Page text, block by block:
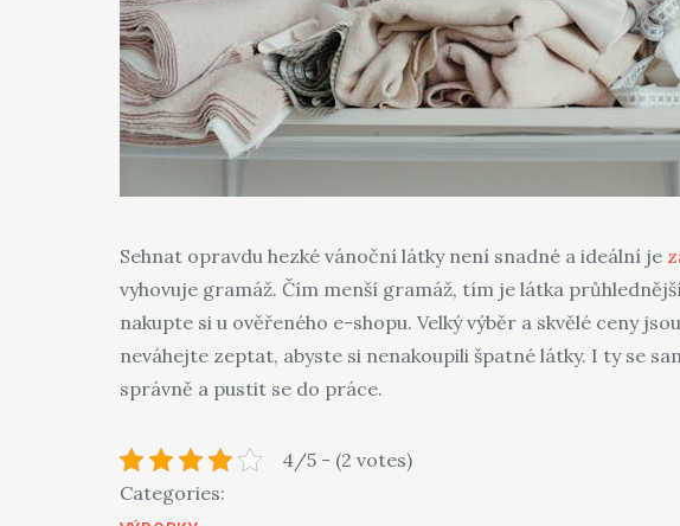
Sehnat opravdu hezké vánoční látky není snadné a ideální je
vyhovuje gramáž. Čím menší gramáž, tím je látka
nakupte si u ověřeného e-shopu. Velký výběr a skvělé ceny
neváhejte zeptat, abyste si nenakoupili špatné látky. I ty se
správně a pustit se do práce.
4/5 - (2 votes)
Categories: